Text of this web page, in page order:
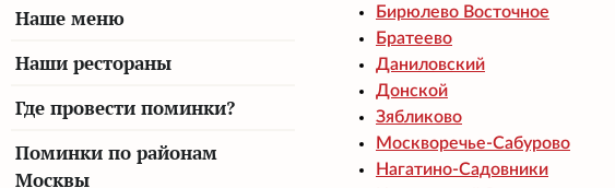
Наше меню
Наши рестораны
Где провести поминки?
Поминки по районам
Москвы
Бирюлево Восточное
Братеево
Даниловский
Донской
Зябликово
Москворечье-Сабурово
Нагатино-Садовники